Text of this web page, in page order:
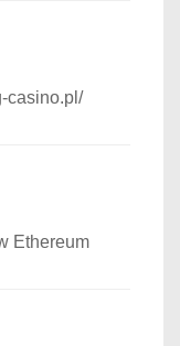
casino.pl/
Ethereum